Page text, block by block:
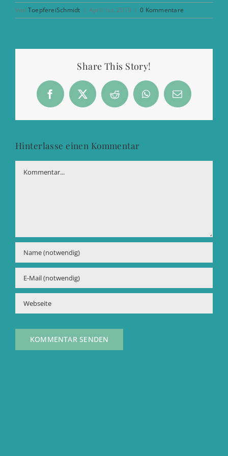
Von ToepfereiSchmidt | April 1st, 2019 | 0 Kommentare
Share This Story!
Facebook
X Reddit WhatsApp
E-
Mail
Hinterlasse einen Kommentar